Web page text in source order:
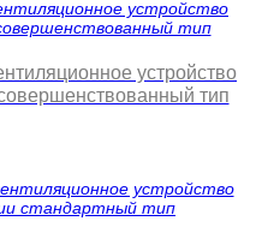
устройство
тип